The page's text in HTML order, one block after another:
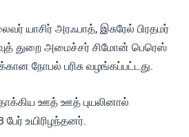
யாசிர் அரஃபாத், இசுரேல் பிரதமர்
துறை அமைச்சர் சிமோன் பெரெஸ்
நோபல் பரிசு வழங்கப்பட்டது.
ஊத் ஊத் புயலினால்
பேர் உயிரிழந்தனர்.